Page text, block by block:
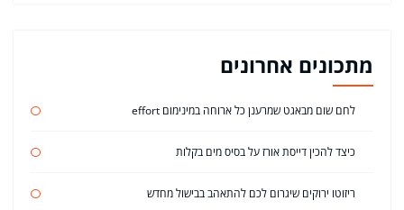
מתכונים אחרונים
לחם שום מבאגט שמרענן כל ארוחה במינימום effort
כיצד להכין דייסת אורז על בסיס מים בקלות
ריזוטו ירוקים שיגרום לכם להתאהב בבישול מחדש